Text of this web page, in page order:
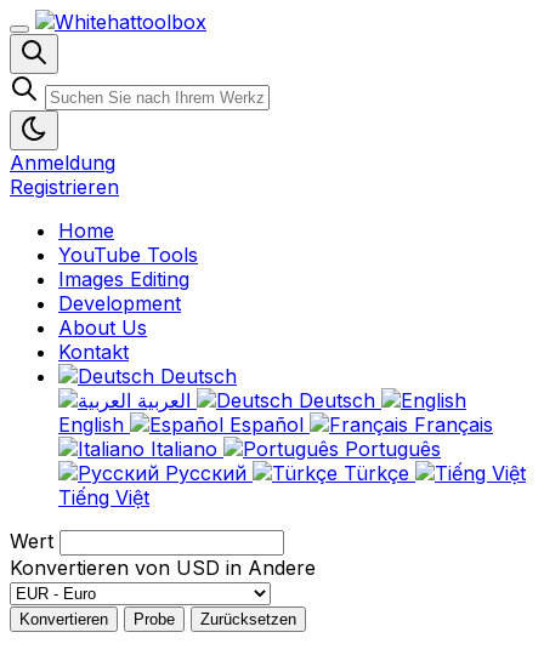
Anmeldung
Registrieren
Home
YouTube Tools
Images Editing
Development
About Us
Kontakt
Deutsch
Deutsch
English
Español
Français
Italiano
Português
Русский
Türkçe
Tiếng Việt
Wert
Konvertieren von USD in Andere
Konvertieren Probe Zurücksetzen